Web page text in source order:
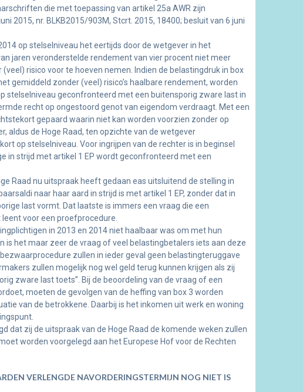
die met toepassing van artikel 25a AWR zijn
2015, nr. BLKB2015/903M, Stcrt. 2015, 18400; besluit van 6 juni
op stelselniveau het eertijds door de wetgever in het
jaren veronderstelde rendement van vier procent niet meer
risico voor te hoeven nemen. Indien de belastingdruk in box
gemiddeld zonder (veel) risico’s haalbare rendement, worden
stelselniveau geconfronteerd met een buitensporig zware last in
recht op ongestoord genot van eigendom verdraagt. Met een
gepaard waarin niet kan worden voorzien zonder op
aldus de Hoge Raad, ten opzichte van de wetgever
op stelselniveau. Voor ingrijpen van de rechter is in beginsel
in strijd met artikel 1 EP wordt geconfronteerd met een
Raad nu uitspraak heeft gedaan eas uitsluitend de stelling in
naar haar aard in strijd is met artikel 1 EP, zonder dat in
last vormt. Dat laatste is immers een vraag die een
voor een proefprocedure.
in 2013 en 2014 niet haalbaar was om met hun
is het maar zeer de vraag of veel belastingbetalers iets aan deze
zullen in ieder geval geen belastingteruggave
zullen mogelijk nog wel geld terug kunnen krijgen als zij
zware last toets”. Bij de beoordeling van de vraag of een
moeten de gevolgen van de heffing van box 3 worden
van de betrokkene. Daarbij is het inkomen uit werk en woning
dat zij de uitspraak van de Hoge Raad de komende weken zullen
worden voorgelegd aan het Europese Hof voor de Rechten
VERLENGDE NAVORDERINGSTERMIJN NOG NIET IS